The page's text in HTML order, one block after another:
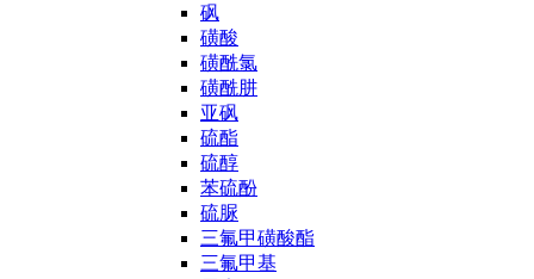
砜
磺酸
磺酰氯
磺酰肼
亚砜
硫酯
硫醇
苯硫酚
硫脲
三氟甲磺酸酯
三氟甲基